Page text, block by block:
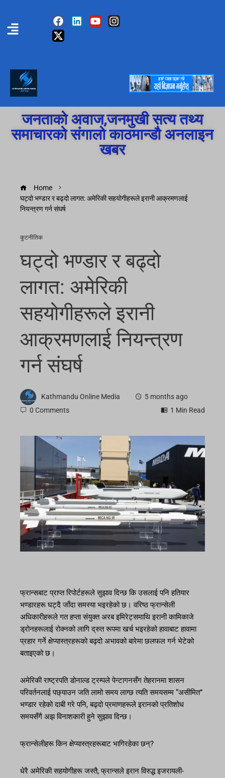
जनताको अवाज,जनमुखी सत्य तथ्य
समाचारको संगालो काठमान्डौ अनलाइन
खबर
Home
घट्दो भण्डार र बढ्दो लागत: अमेरिकी सहयोगीहरूले इरानी आक्रमणलाई
नियन्त्रण गर्न संघर्ष
कुटनीतिक
घट्दो भण्डार र बढ्दो
लागत: अमेरिकी
सहयोगीहरूले इरानी
आक्रमणलाई नियन्त्रण
गर्न संघर्ष
Kathmandu Online Media
5 months ago
0 Comments
1 Min Read
फ्रान्सबाट प्राप्त रिपोर्टहरूले सुझाव दिन्छ कि उसलाई पनि हतियार
भण्डारहरू घट्दै जाँदा समस्या भइरहेको छ। वरिष्ठ फ्रान्सेली
अधिकारीहरूले गत हप्ता संयुक्त अरब इमिरेट्समाथि इरानी कामिकाजे
ड्रोनहरूलाई रोक्नको लागि द्रुत रूपमा खर्च भइरहेको हावाबाट हावामा
प्रहार गर्ने क्षेप्यास्त्रहरूको बढ्दो अभावको बारेमा छलफल गर्न भेटेको
बताइएको छ।
अमेरिकी राष्ट्रपति डोनाल्ड ट्रम्पले पेन्टागनसँग तेहरानमा शासन
परिवर्तनलाई पछ्याउन जति लामो समय लाग्छ त्यति समयसम्म “असीमित”
भण्डार रहेको दाबी गरे पनि, बढ्दो प्रमाणहरूले इरानको प्रतिशोध
समयसँगै अझ विनाशकारी हुने सुझाव दिन्छ।
फ्रान्सेलीहरू किन क्षेप्यास्त्रहरूबाट भागिरहेका छन्?
धेरै अमेरिकी सहयोगीहरू जस्तै, फ्रान्सले इरान विरुद्ध इजरायली-